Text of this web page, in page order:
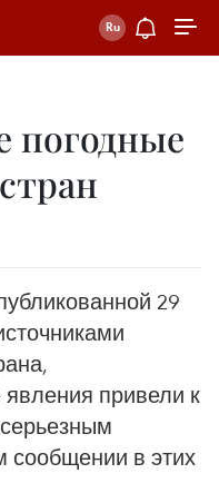
погодные
29
привели к
сообщении в этих